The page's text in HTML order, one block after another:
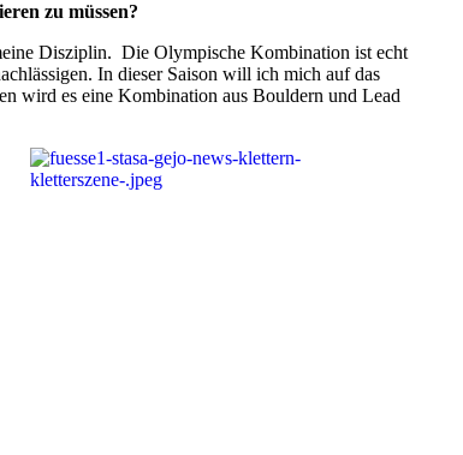
zu müssen?
Disziplin. Die Olympische Kombination ist echt
In dieser Saison will ich mich auf das
wird es eine Kombination aus Bouldern und Lead